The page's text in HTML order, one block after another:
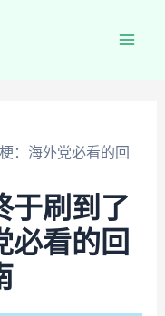
：海外党必看的回
于刷到了
必看的回